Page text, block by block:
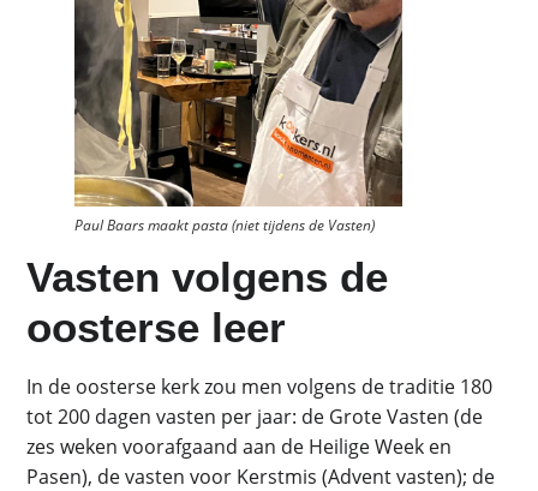
Paul Baars maakt pasta (niet tijdens de Vasten)
Vasten volgens de
oosterse leer
In de oosterse kerk zou men volgens de traditie 180
tot 200 dagen vasten per jaar: de Grote Vasten (de
zes weken voorafgaand aan de Heilige Week en
Pasen), de vasten voor Kerstmis (Advent vasten); de